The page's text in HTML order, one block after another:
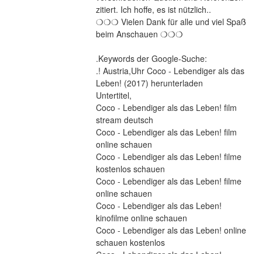
zitiert. Ich hoffe, es ist nützlich..
❍❍❍ Vielen Dank für alle und viel Spaß
beim Anschauen ❍❍❍
.Keywords der Google-Suche:
.! Austria,Uhr Coco - Lebendiger als das
Leben! (2017) herunterladen
Untertitel,
Coco - Lebendiger als das Leben! film
stream deutsch
Coco - Lebendiger als das Leben! film
online schauen
Coco - Lebendiger als das Leben! filme
kostenlos schauen
Coco - Lebendiger als das Leben! filme
online schauen
Coco - Lebendiger als das Leben!
kinofilme online schauen
Coco - Lebendiger als das Leben! online
schauen kostenlos